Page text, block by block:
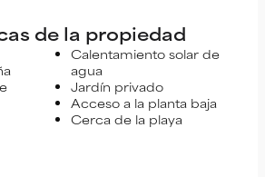
de la propiedad
Calentamiento solar de
agua
Jardín privado
Acceso a la planta baja
Cerca de la playa